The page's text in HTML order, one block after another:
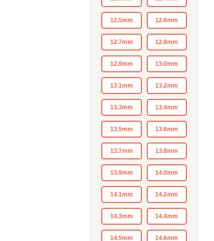
12.5mm 12.6mm
12.7mm 12.8mm
12.9mm 13.0mm
13.1mm 13.2mm
13.3mm 13.4mm
13.5mm 13.6mm
13.7mm 13.8mm
13.9mm 14.0mm
14.1mm 14.2mm
14.3mm 14.4mm
14.5mm 14.6mm